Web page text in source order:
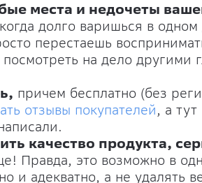
места и недочеты
долго варишься в одном
перестаешь
на дело другими
причем бесплатно (без
отзывы покупателей, а тут
качество продукта,
Правда, это возможно в
и адекватно, а не удалять